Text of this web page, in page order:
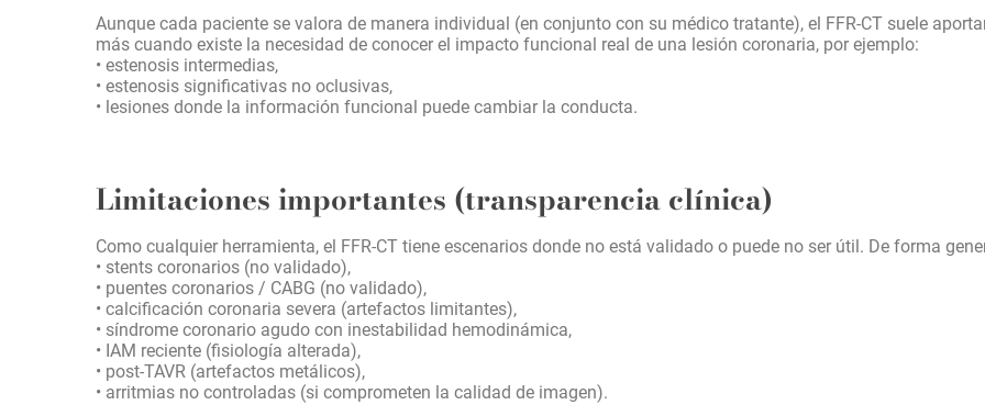
Aunque cada paciente se valora de manera individual (en conjunto con su médico tratante), el FFR-CT suele
más cuando existe la necesidad de conocer el impacto funcional real de una lesión coronaria, por ejemplo:
• estenosis intermedias,
• estenosis significativas no oclusivas,
• lesiones donde la información funcional puede cambiar la conducta.
Limitaciones importantes (transparencia clínica)
Como cualquier herramienta, el FFR-CT tiene escenarios donde no está validado o puede no ser útil. De forma
• stents coronarios (no validado),
• puentes coronarios / CABG (no validado),
• calcificación coronaria severa (artefactos limitantes),
• síndrome coronario agudo con inestabilidad hemodinámica,
• IAM reciente (fisiología alterada),
• post-TAVR (artefactos metálicos),
• arritmias no controladas (si comprometen la calidad de imagen).